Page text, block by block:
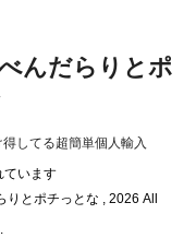
んだらりとポ
してる超簡単個人輸入
ています
とポチっとな , 2026 All